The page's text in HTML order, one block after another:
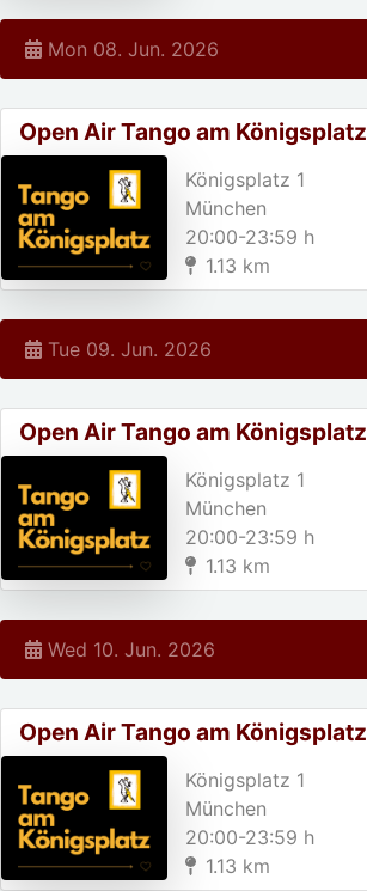
Mon 08. Jun. 2026
Open Air Tango am Königsplatz
Königsplatz 1
München
20:00-23:59 h
1.13 km
Tue 09. Jun. 2026
Open Air Tango am Königsplatz
Königsplatz 1
München
20:00-23:59 h
1.13 km
Wed 10. Jun. 2026
Open Air Tango am Königsplatz
Königsplatz 1
München
20:00-23:59 h
1.13 km